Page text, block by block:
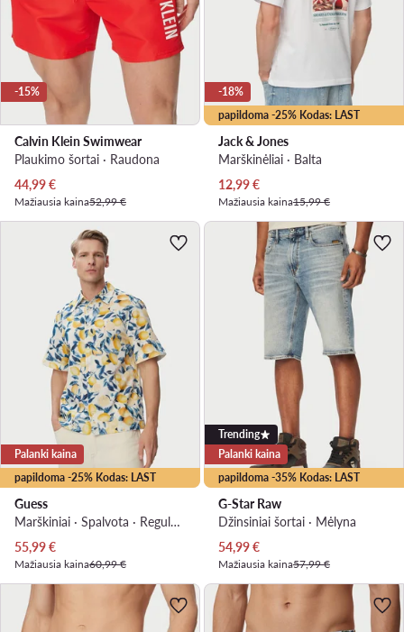
-15%
Calvin Klein Swimwear
Plaukimo šortai · Raudona
Dabartinė kaina
44,99€
Mažiausia kaina52,99 €
papildoma -25% Kodas: LAST
-18%
Jack & Jones
Marškinėliai · Balta
Dabartinė kaina
12,99€
Mažiausia kaina15,99 €
papildoma -25% Kodas: LAST
Palanki kaina
Guess
Marškiniai · Spalvota · Regular Fit
Dabartinė kaina
55,99€
Mažiausia kaina60,99 €
papildoma -35% Kodas: LAST
Trending
Palanki kaina
G-Star Raw
Džinsiniai šortai · Mėlyna
Dabartinė kaina
54,99€
Mažiausia kaina57,99 €